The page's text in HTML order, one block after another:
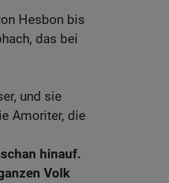
Hesbon bis
das bei
und sie
Amoriter, die
hinauf.
Volk